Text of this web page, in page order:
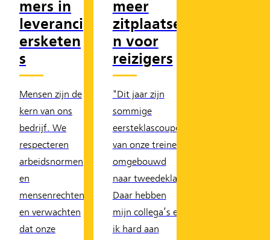
mers in
leveranci
ersketen
s
Mensen zijn de
kern van ons
bedrijf. We
respecteren
arbeidsnormen
en
mensenrechten
en verwachten
dat onze
meer
zitplaatse
n voor
reizigers
"Dit jaar zijn
sommige
eersteklascoupés
van onze treinen
omgebouwd
naar tweedeklas.
Daar hebben
mijn collega’s en
ik hard aan